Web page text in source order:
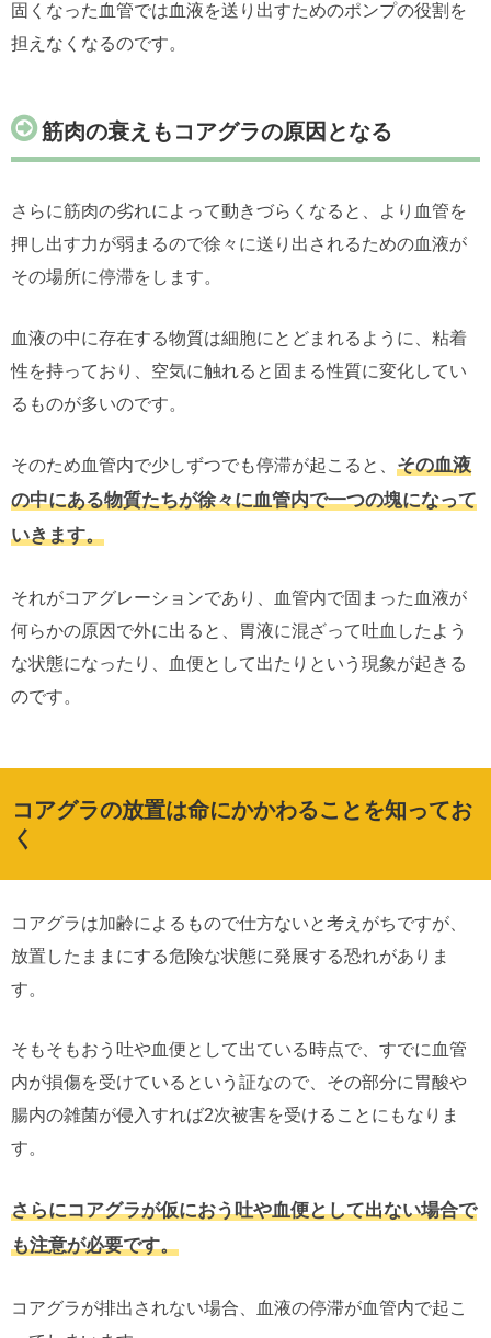
固くなった血管では血液を送り出すためのポンプの役割を
担えなくなるのです。
筋肉の衰えもコアグラの原因となる
さらに筋肉の劣れによって動きづらくなると、より血管を
押し出す力が弱まるので徐々に送り出されるための血液が
その場所に停滞をします。
血液の中に存在する物質は細胞にとどまれるように、粘着
性を持っており、空気に触れると固まる性質に変化してい
るものが多いのです。
そのため血管内で少しずつでも停滞が起こると、 その血液
の中にある物質たちが徐々に血管内で一つの塊になって
いきます。
それがコアグレーションであり、血管内で固まった血液が
何らかの原因で外に出ると、胃液に混ざって吐血したよう
な状態になったり、血便として出たりという現象が起きる
のです。
コアグラの放置は命にかかわることを知ってお
く
コアグラは加齢によるもので仕方ないと考えがちですが、
放置したままにする危険な状態に発展する恐れがありま
す。
そもそもおう吐や血便として出ている時点で、すでに血管
内が損傷を受けているという証なので、その部分に胃酸や
腸内の雑菌が侵入すれば2次被害を受けることにもなりま
す。
さらにコアグラが仮におう吐や血便として出ない場合で
も注意が必要です。
コアグラが排出されない場合、血液の停滞が血管内で起こ